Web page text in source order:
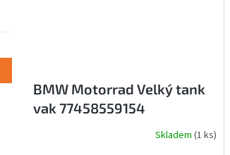
BMW Motorrad Velký tank
vak 77458559154
Skladem (1 ks)